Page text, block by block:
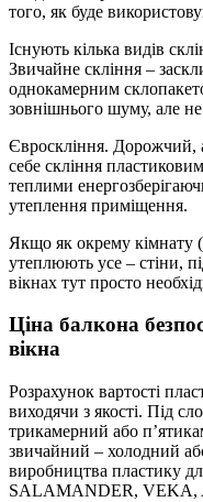
того, як буде
Існують кілька видів
Звичайне скління –
однокамерним
зовнішнього шуму, але
Євроскління. Дорожчий,
себе скління
теплими
утеплення приміщення.
Якщо як окрему кімнату
утеплюють усе – стіни,
вікнах тут просто
Ціна балкона
вікна
Розрахунок вартості
виходячи з якості. Під
трикамерний або
звичайний – холодний
виробництва пластику
SALAMANDER,